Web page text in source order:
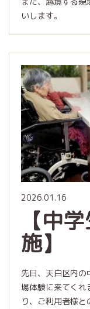
いします。
2026.01.16
【中
施】
先日、天白区内
場体験に来てくれ
り、ご利用者様